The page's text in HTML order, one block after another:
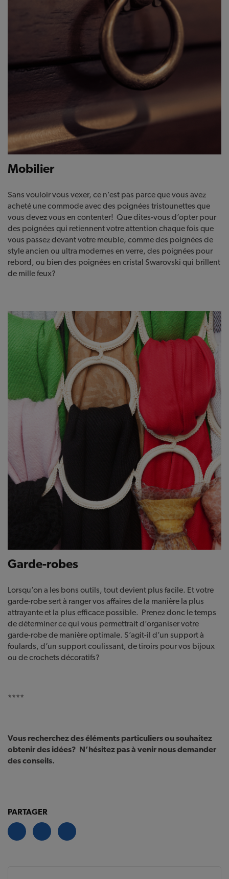
Mobilier
Sans vouloir vous vexer, ce n’est pas parce que vous avez
acheté une commode avec des poignées tristounettes que
vous devez vous en contenter! Que dites-vous d’opter pour
des poignées qui retiennent votre attention chaque fois que
vous passez devant votre meuble, comme des poignées de
style ancien ou ultra modernes en verre, des poignées pour
rebord, ou bien des poignées en cristal Swarovski qui brillent
de mille feux?
Garde-robes
Lorsqu’on a les bons outils, tout devient plus facile. Et votre
garde-robe sert à ranger vos affaires de la manière la plus
attrayante et la plus efficace possible. Prenez donc le temps
de déterminer ce qui vous permettrait d’organiser votre
garde-robe de manière optimale. S’agit-il d’un support à
foulards, d’un support coulissant, de tiroirs pour vos bijoux
ou de crochets décoratifs?
****
Vous recherchez des éléments particuliers ou souhaitez
obtenir des idées? N’hésitez pas à venir nous demander
des conseils.
PARTAGER